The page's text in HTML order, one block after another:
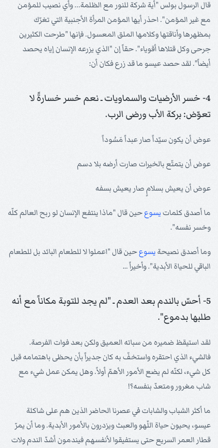
قال الرسول بولس "أية شركة للنور مع الظلمة... وأي نصيب للمؤمن
مع غير المؤمن". احذر أيها المؤمن المرأة الأجنبية التي تغرّك
بمظهرها وأناقتها وكلامها الملق المعسول. فإنها "طرحت الكثيرين
جرحى وكل قتلاها أقوياء". حقاً إن "الذي يزرعه الإنسان إياه يحصد
أيضاً". لقد حصد عيسو ما قد زرع فكان أن:
4- خسر الأرضيات والسماويات ـ نعم خسر خسارةً لا
تعوّض: بركة الأب ورضى الرب.
عوض أن يكون سيّداً صار عبداً مَسُوداً
عوض أن يتمتّع بالخيرات صارت أرضه بلا دسم
عوض أن يعيش بسلامٍ صار يعيش بسفه
ما أصدق كلمات يسوعحين قال "ماذا ينتفع الإنسان لو ربح العالم كلّه
وخسر نفسه".
وما أصدق نصيحة يسوعحين قال "اعملوا لا للطعام البائد بل للطعام
الباقي للحياة الأبدية". وأخيراً …
5- أحسّ بالندم بعد العدم ـ "لم يجد للتوبة مكاناً مع أنه
طلبها بدموع".
لقد استيقظ ضميره من سباته العميق ولكن بعد فوات الفرصة.
فالشيء الذي احتقره واستخفّ به كان جديراً بأن يحظى باهتمامه قبل
كل شيء، لكنّه لم يضع الأمور الأهمّ أولاً. وهل يمكن عمل شيء مع
شاب مغرور ومتعدّ بنفسه؟!
ما أكثر الشباب والشابات في عصرنا الحاضر الذين هم على شاكلة
عيسو، يحيون حياة اللّهو والعبث ويزدرون بالأمور الأبدية. وما أن يمرّ
قطار العمر السريع حتى يستفيقوا لأنفسهم فيندمون أشدّ الندم ولات